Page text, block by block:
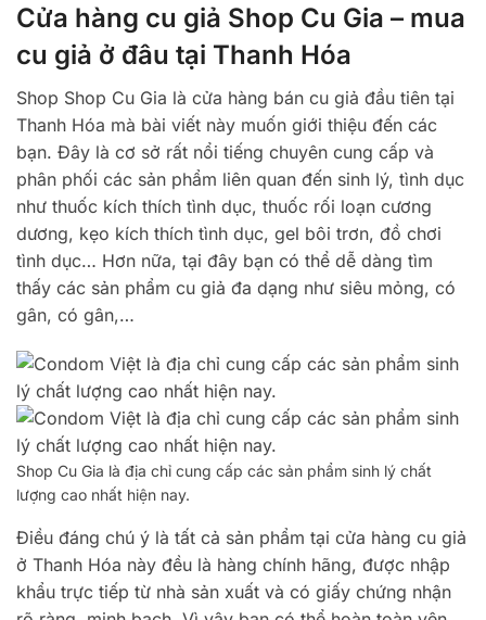
Cửa hàng cu giả Shop Cu Gia – mua
cu giả ở đâu tại Thanh Hóa
Shop Shop Cu Gia là cửa hàng bán cu giả đầu tiên tại
Thanh Hóa mà bài viết này muốn giới thiệu đến các
bạn. Đây là cơ sở rất nổi tiếng chuyên cung cấp và
phân phối các sản phẩm liên quan đến sinh lý, tình dục
như thuốc kích thích tình dục, thuốc rối loạn cương
dương, kẹo kích thích tình dục, gel bôi trơn, đồ chơi
tình dục… Hơn nữa, tại đây bạn có thể dễ dàng tìm
thấy các sản phẩm cu giả đa dạng như siêu mỏng, có
gân, có gân,…
Shop Cu Gia là địa chỉ cung cấp các sản phẩm sinh lý chất
lượng cao nhất hiện nay.
Điều đáng chú ý là tất cả sản phẩm tại cửa hàng cu giả
ở Thanh Hóa này đều là hàng chính hãng, được nhập
khẩu trực tiếp từ nhà sản xuất và có giấy chứng nhận